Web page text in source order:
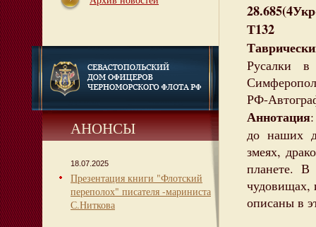
АНОНСЫ
18.07.2025
Презентация книги "Флотский
переполох" писателя -мариниста
С.Ниткова
Т132
Русалки
РФ-
Аннотация
до наших
змеях,
планете. В
чудовищах,
описаны в